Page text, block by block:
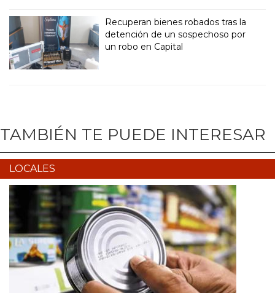
Recuperan bienes robados tras la
detención de un sospechoso por
un robo en Capital
TAMBIÉN TE PUEDE INTERESAR
LOCALES